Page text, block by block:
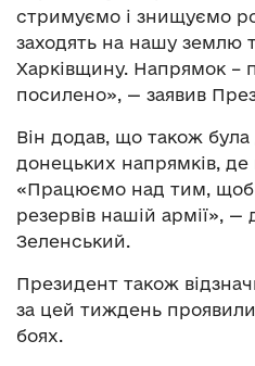
стримуємо і знищуємо
заходять на нашу землю
Харківщину. Напрямок –
посилено», — заявив
Він додав, що також була
донецьких напрямків, де
«Працюємо над тим, щоб
резервів нашій армії»,
Зеленський.
Президент також
за цей тиждень
боях.